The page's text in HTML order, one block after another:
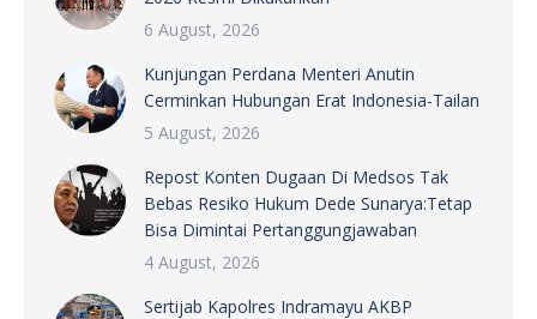
6 August, 2026
Kunjungan Perdana Menteri Anutin
Cerminkan Hubungan Erat Indonesia-Tailan
5 August, 2026
Repost Konten Dugaan Di Medsos Tak
Bebas Resiko Hukum Dede Sunarya:Tetap
Bisa Dimintai Pertanggungjawaban
4 August, 2026
Sertijab Kapolres Indramayu AKBP